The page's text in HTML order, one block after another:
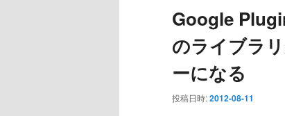
Google
のライブラ
ーになる
投稿日時:2012-08-11